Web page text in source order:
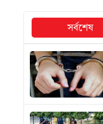
সর্বশেষ